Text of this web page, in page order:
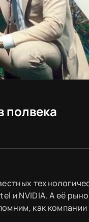
полвека
и NVIDIA. А её
как